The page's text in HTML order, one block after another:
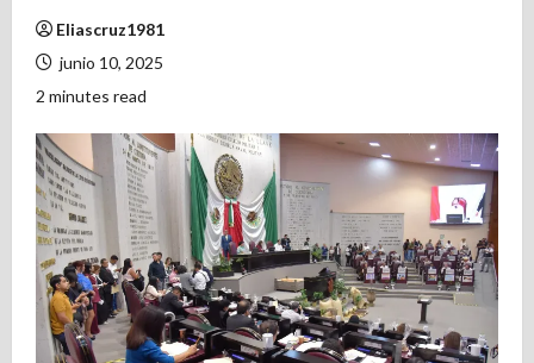
Eliascruz1981
junio 10, 2025
2 minutes read